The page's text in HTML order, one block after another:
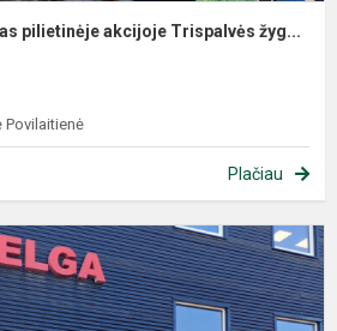
pilietinėje akcijoje Trispalvės žyg...
Povilaitienė
Plačiau